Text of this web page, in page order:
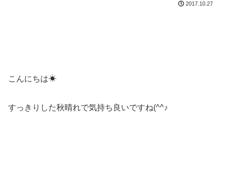
2017.10.27
こんにちは☀
すっきりした秋晴れで気持ち良いですね(^^♪